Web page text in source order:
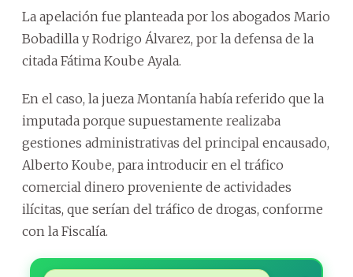
La apelación fue planteada por los abogados Mario
Bobadilla y Rodrigo Álvarez, por la defensa de la
citada Fátima Koube Ayala.
En el caso, la jueza Montanía había referido que la
imputada porque supuestamente realizaba
gestiones administrativas del principal encausado,
Alberto Koube, para introducir en el tráfico
comercial dinero proveniente de actividades
ilícitas, que serían del tráfico de drogas, conforme
con la Fiscalía.